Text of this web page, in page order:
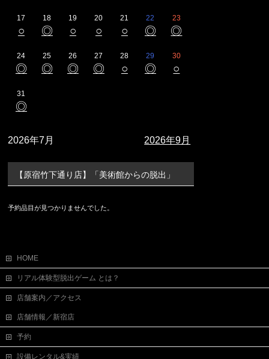
17
○
18
◎
19
○
20
○
21
○
22
◎
23
◎
24
◎
25
◎
26
◎
27
◎
28
○
29
◎
30
○
31
◎
2026年7月 2026年9月
【原宿竹下通り店】「美術館からの脱出」
予約品目が見つかりませんでした。
HOME
リアル体験型脱出ゲーム とは？
店舗案内／アクセス
店舗情報／新宿店
予約
設備レンタル&実績